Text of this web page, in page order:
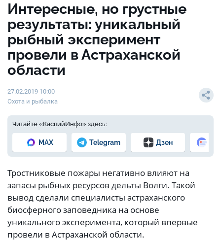
Интересные, но грустные
результаты: уникальный
рыбный эксперимент
провели в Астраханской
области
27.02.2019 10:00
Охота и рыбалка
Читайте «КаспийИнфо» здесь:
MAX Telegram Дзен
Тростниковые пожары негативно влияют на
запасы рыбных ресурсов дельты Волги. Такой
вывод сделали специалисты астраханского
биосферного заповедника на основе
уникального эксперимента, который впервые
провели в Астраханской области.